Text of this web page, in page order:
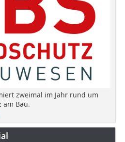
zweimal im Jahr rund um
am Bau.